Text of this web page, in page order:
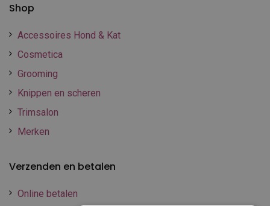
Shop
Accessoires Hond & Kat
Cosmetica
Grooming
Knippen en scheren
Trimsalon
Merken
Verzenden en betalen
Online betalen